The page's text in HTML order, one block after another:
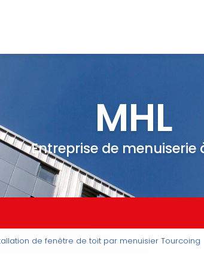
MHL
Entreprise de menuiserie
de fenêtre de toit par menuisier Tourcoing